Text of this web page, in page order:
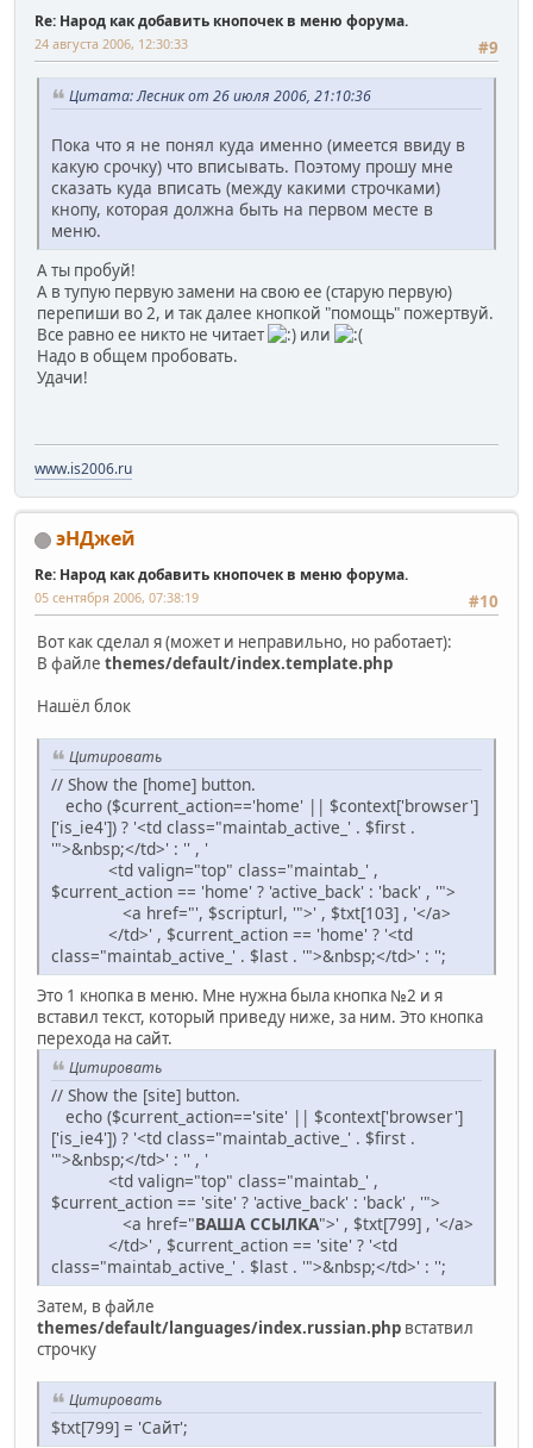
Re: Народ как добавить кнопочек в меню форума.
#9
24 августа 2006, 12:30:33
Цитата: Лесник от 26 июля 2006, 21:10:36
Пока что я не понял куда именно (имеется ввиду в
какую срочку) что вписывать. Поэтому прошу мне
сказать куда вписать (между какими строчками)
кнопу, которая должна быть на первом месте в
меню.
А ты пробуй!
А в тупую первую замени на свою ее (старую первую)
перепиши во 2, и так далее кнопкой "помощь" пожертвуй.
Все равно ее никто не читает
или
Надо в общем пробовать.
Удачи!
www.is2006.ru
эНДжей
Re: Народ как добавить кнопочек в меню форума.
#10
05 сентября 2006, 07:38:19
Вот как сделал я (может и неправильно, но работает):
В файле themes/default/index.template.php
Нашёл блок
Цитировать
// Show the [home] button.
echo ($current_action=='home' || $context['browser']
['is_ie4']) ? '<td class="maintab_active_' . $first .
'">&nbsp;</td>' : '' , '
<td valign="top" class="maintab_' ,
$current_action == 'home' ? 'active_back' : 'back' , '">
<a href="', $scripturl, '">' , $txt[103] , '</a>
</td>' , $current_action == 'home' ? '<td
class="maintab_active_' . $last . '">&nbsp;</td>' : '';
Это 1 кнопка в меню. Мне нужна была кнопка №2 и я
вставил текст, который приведу ниже, за ним. Это кнопка
перехода на сайт.
Цитировать
// Show the [site] button.
echo ($current_action=='site' || $context['browser']
['is_ie4']) ? '<td class="maintab_active_' . $first .
'">&nbsp;</td>' : '' , '
<td valign="top" class="maintab_' ,
$current_action == 'site' ? 'active_back' : 'back' , '">
<a href="ВАША ССЫЛКА">' , $txt[799] , '</a>
</td>' , $current_action == 'site' ? '<td
class="maintab_active_' . $last . '">&nbsp;</td>' : '';
Затем, в файле
themes/default/languages/index.russian.php встатвил
строчку
Цитировать
$txt[799] = 'Сайт';